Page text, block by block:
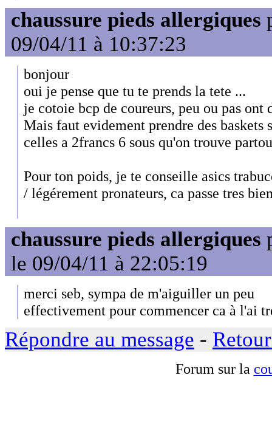
chaussure pieds allergiques
09/04/11 à 10:37:23
bonjour
oui je pense que tu te prends la tete ...
je cotoie bcp de coureurs, peu ou pas ont
Mais faut evidement prendre des baskets
celles a 2francs 6 sous qu'on trouve
Pour ton poids, je te conseille asics
/ légérement pronateurs, ca passe tres
chaussure pieds allergiques
le 09/04/11 à 22:05:19
merci seb, sympa de m'aiguiller un peu
effectivement pour commencer ca à l'ai
Répondre au message -
Forum sur la